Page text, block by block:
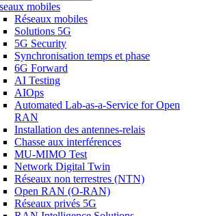
mobiles
Réseaux mobiles
Solutions 5G
5G Security
Synchronisation temps et phase
6G Forward
AI Testing
AIOps
Automated Lab-as-a-Service for Open
RAN
Installation des antennes-relais
Chasse aux interférences
MU-MIMO Test
Network Digital Twin
Réseaux non terrestres (NTN)
Open RAN (O-RAN)
Réseaux privés 5G